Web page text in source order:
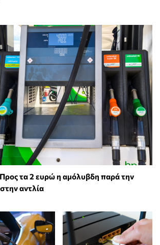
τα 2 ευρώ η αμόλυβδη παρά την
αντλία